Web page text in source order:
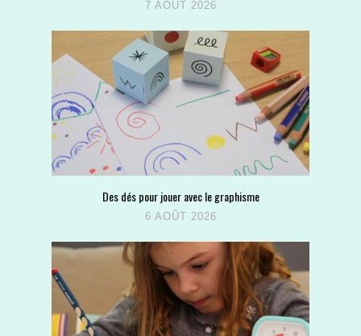
7 AOÛT 2026
Des dés pour jouer avec le graphisme
6 AOÛT 2026